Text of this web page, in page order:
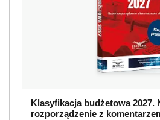
Klasyfikacja budżetowa 2027.
rozporządzenie z